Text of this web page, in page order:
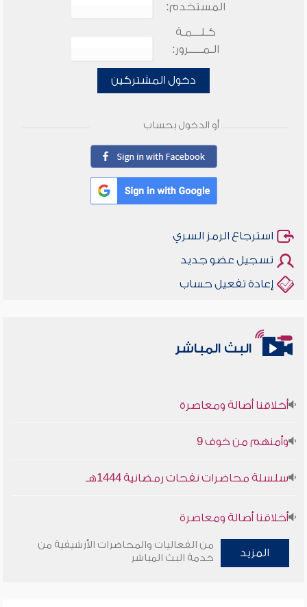
المستخدم:
كـلـــمـة
الـمـــــرور:
دخول المشتركين
أو الدخول بحساب
استرجاع الرمز السري
تسجيل عضو جديد
إعادة تفعيل حساب
البث المباشر
أخلاقنا أصالة ومعاصرة
وأمنهم من خوف 9
سلسلة محاضرات نفحات رمضانية 1444هـ
أخلاقنا أصالة ومعاصرة
وأمنهم من خوف 9
المزيد
من الفعاليات والمحاضرات الأرشيفية من
خدمة البث المباشر